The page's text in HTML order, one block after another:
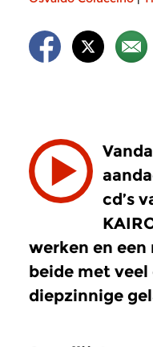
cd’s
werken en een
beide met
diepzinnige